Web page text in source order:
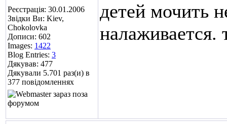
Реєстрація: 30.01.2006
Звідки Ви: Kiev,
Chokolovka
Дописи: 602
Images: 1422
Blog Entries: 3
Дякував: 477
Дякували 5.701 раз(и) в
377 повідомленнях
детей мочить
налаживается.